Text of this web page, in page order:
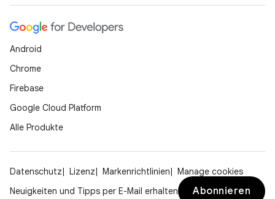
Android
Chrome
Firebase
Google Cloud Platform
Alle Produkte
Datenschutz Lizenz Markenrichtlinien
Manage cookies
Neuigkeiten und Tipps per E-Mail erhalten
Abonnieren